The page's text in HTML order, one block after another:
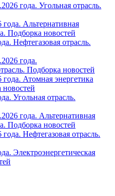
года. Угольная отрасль.
Альтернативная
Подборка новостей
Нефтегазовая отрасль.
года.
Подборка новостей
Атомная энергетика
Угольная отрасль.
года. Альтернативная
Подборка новостей
Нефтегазовая отрасль.
Электроэнергетическая